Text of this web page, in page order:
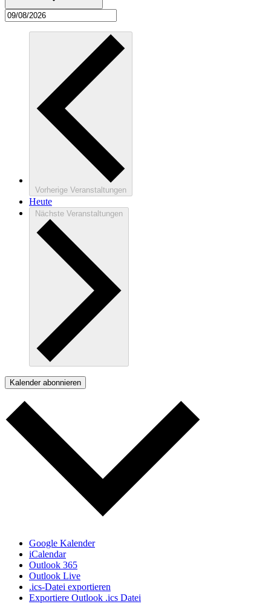
Vorherige Veranstaltungen
Heute
Nächste Veranstaltungen
Kalender abonnieren
Google Kalender
iCalendar
Outlook 365
Outlook Live
.ics-Datei exportieren
Exportiere Outlook .ics Datei